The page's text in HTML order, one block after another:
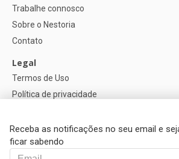
Receba as notificações no seu email e
ficar sabendo
Trabalhe connosco
Sobre o Nestoria
Contato
Legal
Termos de Uso
Política de privacidade
Configurações de cookies
Ajuda